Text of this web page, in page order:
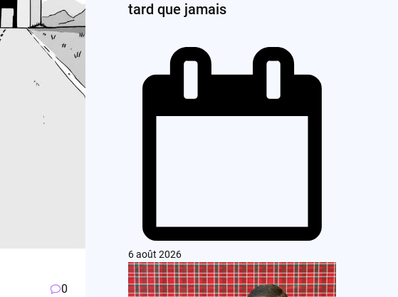
0
tard que jamais
6 août 2026